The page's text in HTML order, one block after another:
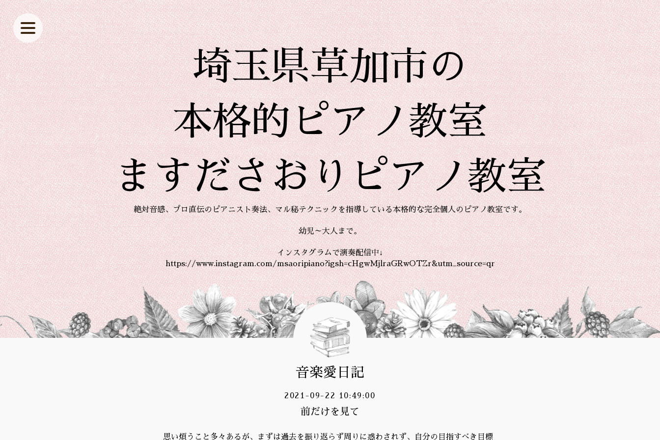
埼玉県草加市の
本格的ピアノ教室
ますださおりピアノ教室
絶対音感、プロ直伝のピアニスト奏法、マル秘テクニックを指導している本格的な完全個人のピアノ教室です。
幼児～大人まで。
インスタグラムで演奏配信中↓
https://www.instagram.com/msaoripiano?igsh=cHgwMjlraGRwOTZr&utm_source=qr
音楽愛日記
2021-09-22 10:49:00
前だけを見て
思い煩うこと多々あるが、まずは過去を振り返らず周りに惑わされず、自分の目指すべき目標